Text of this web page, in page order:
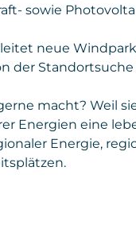
sowie
neue
der
macht? Weil
Energien eine
Energie,